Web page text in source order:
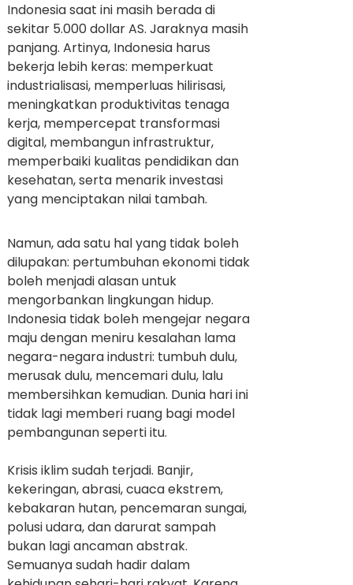
Indonesia saat ini masih berada di
sekitar 5.000 dollar AS. Jaraknya masih
panjang. Artinya, Indonesia harus
bekerja lebih keras: memperkuat
industrialisasi, memperluas hilirisasi,
meningkatkan produktivitas tenaga
kerja, mempercepat transformasi
digital, membangun infrastruktur,
memperbaiki kualitas pendidikan dan
kesehatan, serta menarik investasi
yang menciptakan nilai tambah.
Namun, ada satu hal yang tidak boleh
dilupakan: pertumbuhan ekonomi tidak
boleh menjadi alasan untuk
mengorbankan lingkungan hidup.
Indonesia tidak boleh mengejar negara
maju dengan meniru kesalahan lama
negara-negara industri: tumbuh dulu,
merusak dulu, mencemari dulu, lalu
membersihkan kemudian. Dunia hari ini
tidak lagi memberi ruang bagi model
pembangunan seperti itu.
Krisis iklim sudah terjadi. Banjir,
kekeringan, abrasi, cuaca ekstrem,
kebakaran hutan, pencemaran sungai,
polusi udara, dan darurat sampah
bukan lagi ancaman abstrak.
Semuanya sudah hadir dalam